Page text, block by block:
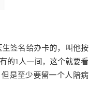
签名给办卡的，叫他按
的1人一间，这个就要看
是至少要留一个人陪病